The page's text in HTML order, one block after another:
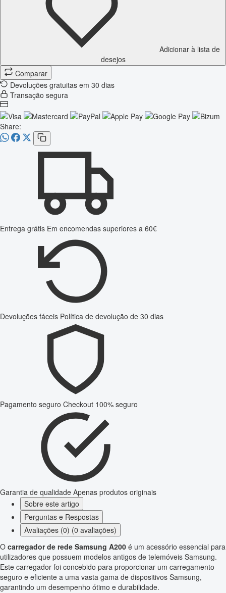
Adicionar à lista de
desejos
Comparar
Devoluções gratuitas em 30 dias
Transação segura
Share:
Entrega grátis Em encomendas superiores a 60€
Devoluções fáceis Política de devolução de 30 dias
Pagamento seguro Checkout 100% seguro
Garantia de qualidade Apenas produtos originais
Sobre este artigo
Perguntas e Respostas
Avaliações (0) (0 avaliações)
O carregador de rede Samsung A200 é um acessório essencial para
utilizadores que possuem modelos antigos de telemóveis Samsung.
Este carregador foi concebido para proporcionar um carregamento
seguro e eficiente a uma vasta gama de dispositivos Samsung,
garantindo um desempenho ótimo e durabilidade.